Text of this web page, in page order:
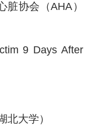
协会（AHA）
9 Days After
北大学）